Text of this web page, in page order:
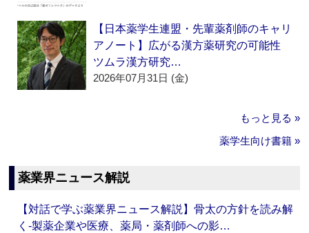
【日本薬学生連盟・先輩薬剤師のキャリ
アノート】広がる漢方薬研究の可能性
ツムラ漢方研究…
2026年07月31日 (金)
もっと見る »
薬学生向け書籍 »
薬業界ニュース解説
【対話で学ぶ薬業界ニュース解説】骨太の方針を読み解
く‐製薬企業や医療、薬局・薬剤師への影…